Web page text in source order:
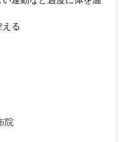
える
院